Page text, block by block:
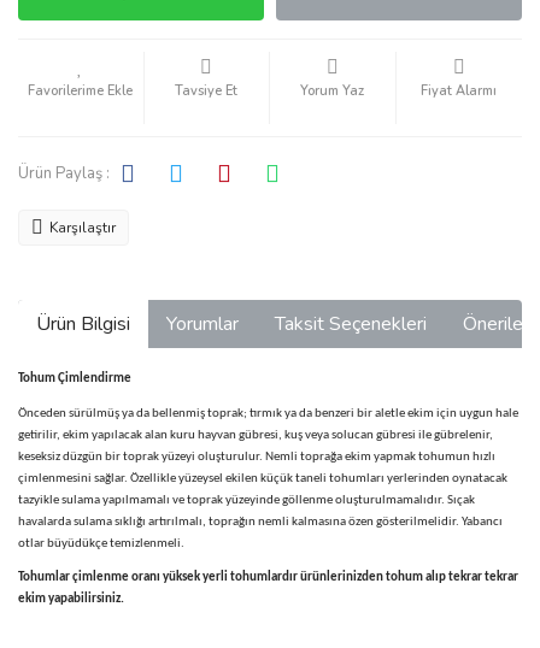
Tavsiye Et Yorum Yaz Fiyat Alarmı
Ürün Paylaş :
Karşılaştır
Ürün Bilgisi Yorumlar Taksit Seçenekleri
Tohum Çimlendirme
Önceden sürülmüş ya da bellenmiş toprak; tırmık ya da benzeri bir aletle ekim için uygun hale
getirilir, ekim yapılacak alan kuru hayvan gübresi, kuş veya solucan gübresi ile gübrelenir,
keseksiz düzgün bir toprak yüzeyi oluşturulur. Nemli toprağa ekim yapmak tohumun hızlı
çimlenmesini sağlar. Özellikle yüzeysel ekilen küçük taneli tohumları yerlerinden oynatacak
tazyikle sulama yapılmamalı ve toprak yüzeyinde göllenme oluşturulmamalıdır. Sıçak
havalarda sulama sıklığı artırılmalı, toprağın nemli kalmasına özen gösterilmelidir. Yabancı
otlar büyüdükçe temizlenmeli.
Tohumlar çimlenme oranı yüksek yerli tohumlardır ürünlerinizden tohum alıp tekrar tekrar
ekim yapabilirsiniz.